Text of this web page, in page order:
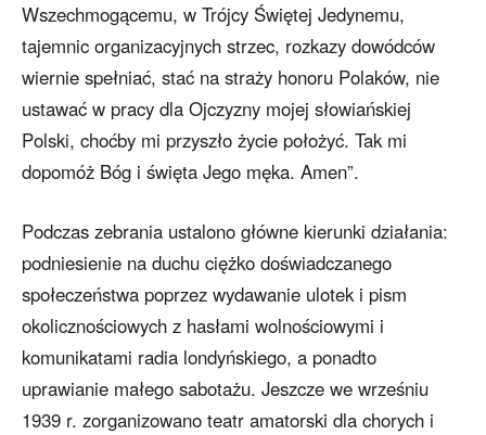
Wszechmogącemu, w Trójcy Świętej Jedynemu,
tajemnic organizacyjnych strzec, rozkazy dowódców
wiernie spełniać, stać na straży honoru Polaków, nie
ustawać w pracy dla Ojczyzny mojej słowiańskiej
Polski, choćby mi przyszło życie położyć. Tak mi
dopomóż Bóg i święta Jego męka. Amen”.
Podczas zebrania ustalono główne kierunki działania:
podniesienie na duchu ciężko doświadczanego
społeczeństwa poprzez wydawanie ulotek i pism
okolicznościowych z hasłami wolnościowymi i
komunikatami radia londyńskiego, a ponadto
uprawianie małego sabotażu. Jeszcze we wrześniu
1939 r. zorganizowano teatr amatorski dla chorych i